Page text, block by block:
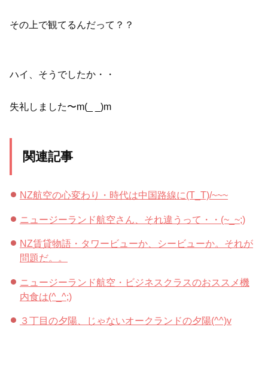
その上で観てるんだって？？
ハイ、そうでしたか・・
失礼しました〜m(_ _)m
関連記事
NZ航空の心変わり・時代は中国路線に(T_T)/~~~
ニュージーランド航空さん、それ違うって・・(~_~;)
NZ賃貸物語・タワービューか、シービューか。それが
問題だ。。
ニュージーランド航空・ビジネスクラスのおススメ機
内食は(^_^;)
３丁目の夕陽、じゃないオークランドの夕陽(^^)v